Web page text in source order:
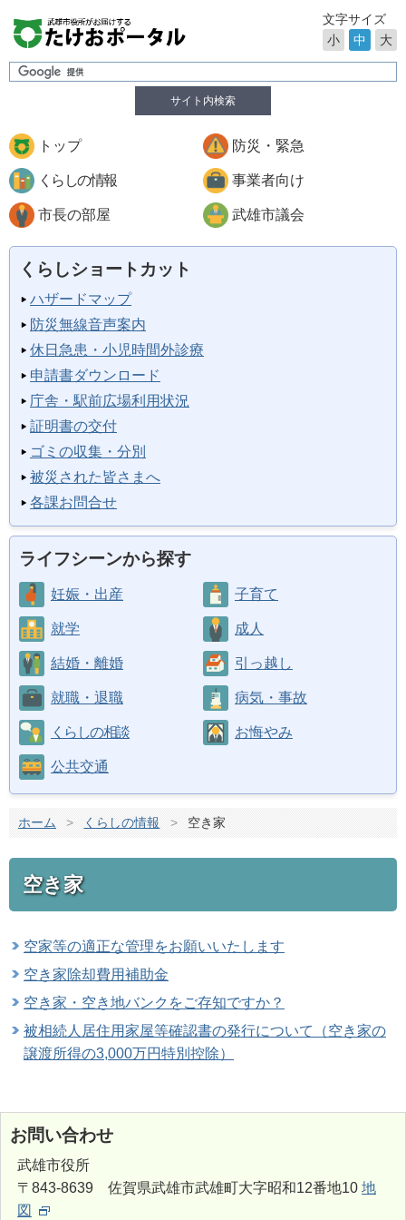
サイト内検索
文字サイズ
小
中 大
トップ 防災・緊急
くらしの情報 事業者向け
市長の部屋 武雄市議会
くらしショートカット
ハザードマップ
防災無線音声案内
休日急患・小児時間外診療
申請書ダウンロード
庁舎・駅前広場利用状況
証明書の交付
ゴミの収集・分別
被災された皆さまへ
各課お問合せ
ライフシーンから探す
妊娠・出産 子育て
就学 成人
結婚・離婚 引っ越し
就職・退職 病気・事故
くらしの相談 お悔やみ
公共交通
ホーム > くらしの情報 > 空き家
空き家
空家等の適正な管理をお願いいたします
空き家除却費用補助金
空き家・空き地バンクをご存知ですか？
被相続人居住用家屋等確認書の発行について（空き家の
譲渡所得の3,000万円特別控除）
お問い合わせ
武雄市役所
〒843-8639 佐賀県武雄市武雄町大字昭和12番地10 地
図